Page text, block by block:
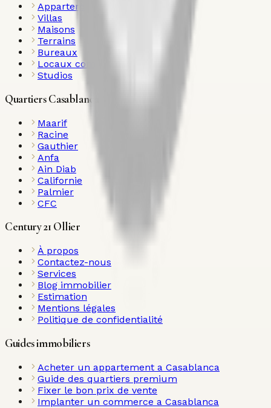
Appartements
Villas
Maisons
Terrains
Bureaux
Locaux commerciaux
Studios
Quartiers Casablanca
Maarif
Racine
Gauthier
Anfa
Ain Diab
Californie
Palmier
CFC
Century 21 Ollier
À propos
Contactez-nous
Services
Blog immobilier
Estimation
Mentions légales
Politique de confidentialité
Guides immobiliers
Acheter un appartement a Casablanca
Guide des quartiers premium
Fixer le bon prix de vente
Implanter un commerce a Casablanca